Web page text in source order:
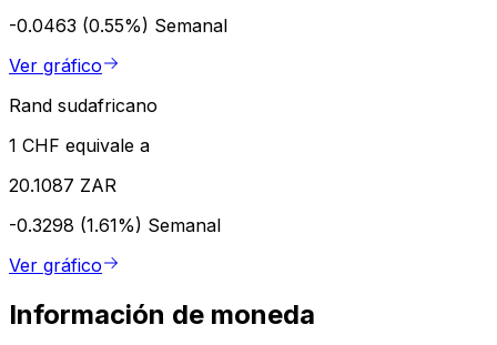
-0.0463 (0.55%) Semanal
Ver gráfico
Rand sudafricano
1 CHF equivale a
20.1087 ZAR
-0.3298 (1.61%) Semanal
Ver gráfico
Información de moneda